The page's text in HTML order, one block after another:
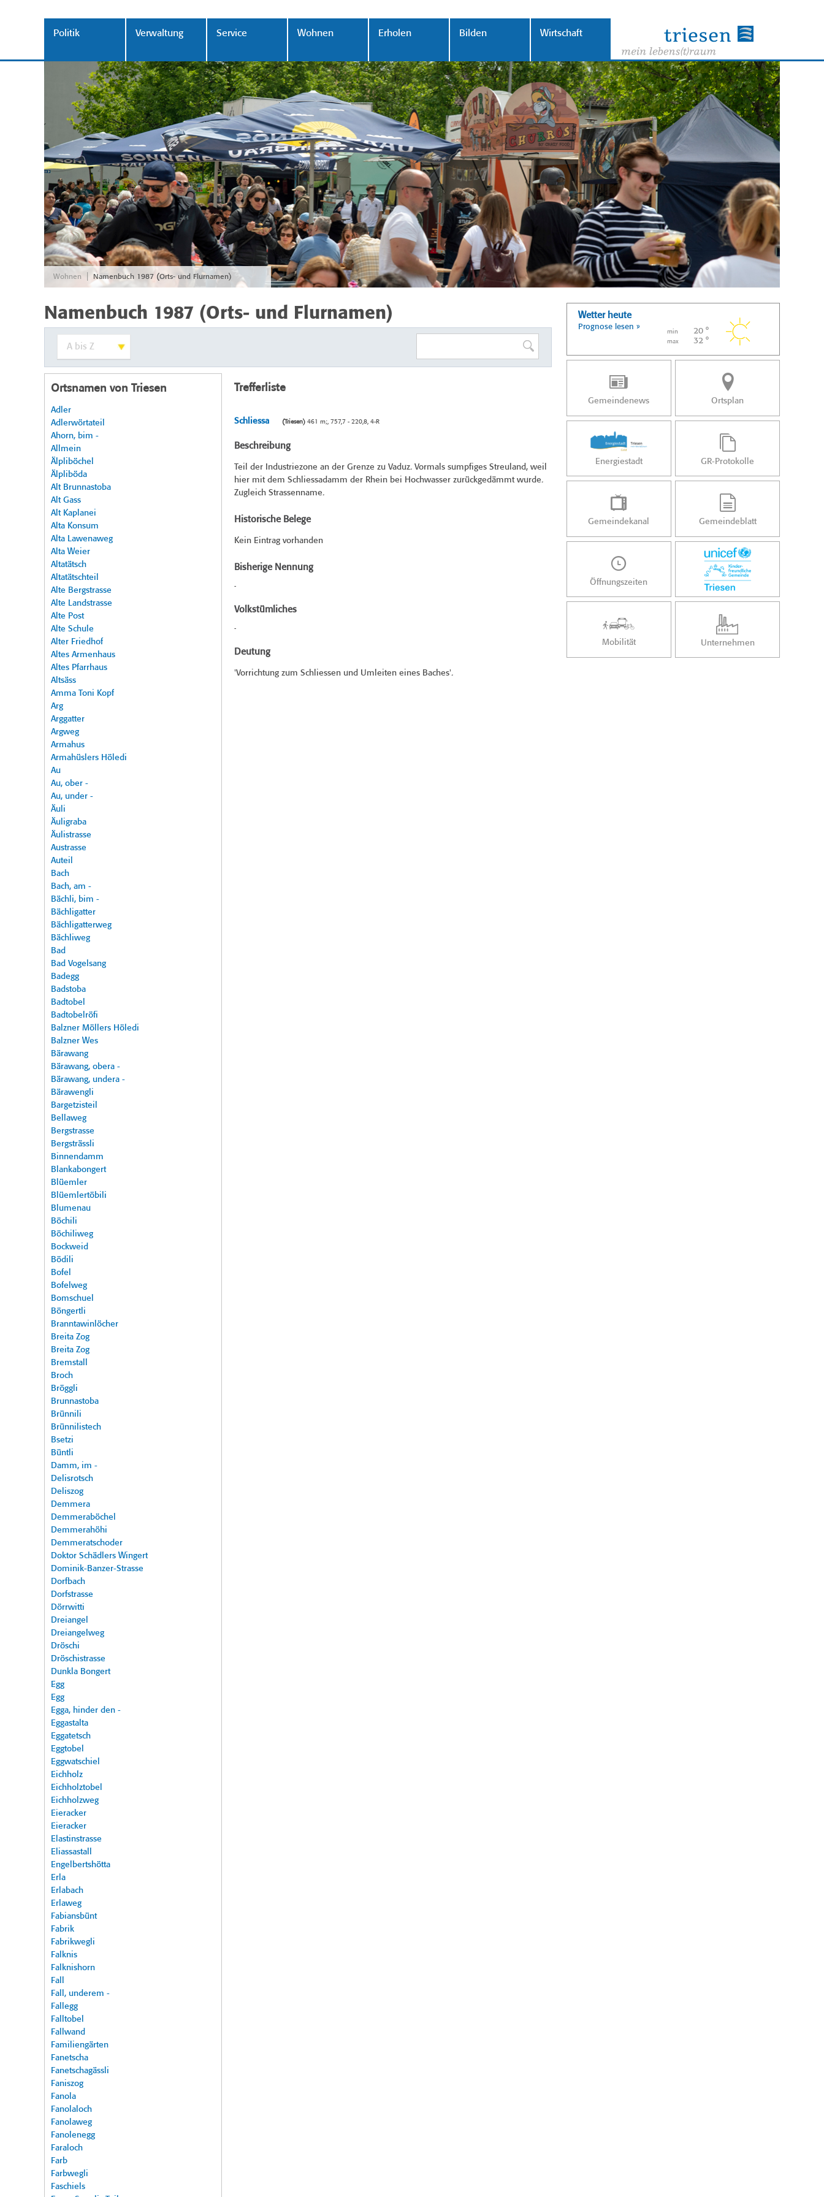
Politik Verwaltung Service Wohnen Erholen Bilden Wirtschaft
Wohnen Namenbuch 1987 (Orts- und Flurnamen)
Namenbuch 1987 (Orts- und Flurnamen)
Ortsnamen von Triesen
Adler
Adlerwörtateil
Ahorn, bim -
Allmein
Älpliböchel
Älpliböda
Alt Brunnastoba
Alt Gass
Alt Kaplanei
Alta Konsum
Alta Lawenaweg
Alta Weier
Altatätsch
Altatätschteil
Alte Bergstrasse
Alte Landstrasse
Alte Post
Alte Schule
Alter Friedhof
Altes Armenhaus
Altes Pfarrhaus
Altsäss
Amma Toni Kopf
Arg
Arggatter
Argweg
Armahus
Armahüslers Höledi
Au
Au, ober -
Au, under -
Äuli
Äuligraba
Äulistrasse
Austrasse
Auteil
Bach
Bach, am -
Bächli, bim -
Bächligatter
Bächligatterweg
Bächliweg
Bad
Bad Vogelsang
Badegg
Badstoba
Badtobel
Badtobelröfi
Balzner Möllers Höledi
Balzner Wes
Bärawang
Bärawang, obera -
Bärawang, undera -
Bärawengli
Bargetzisteil
Bellaweg
Bergstrasse
Bergsträssli
Binnendamm
Blankabongert
Blüemler
Blüemlertöbili
Blumenau
Böchili
Böchiliweg
Bockweid
Bödili
Bofel
Bofelweg
Bomschuel
Böngertli
Branntawinlöcher
Breita Zog
Breita Zog
Bremstall
Broch
Bröggli
Brunnastoba
Brünnili
Brünnilistech
Bsetzi
Büntli
Damm, im -
Delisrotsch
Deliszog
Demmera
Demmeraböchel
Demmerahöhi
Demmeratschoder
Doktor Schädlers Wingert
Dominik-Banzer-Strasse
Dorfbach
Dorfstrasse
Dörrwitti
Dreiangel
Dreiangelweg
Dröschi
Dröschistrasse
Dunkla Bongert
Egg
Egg
Egga, hinder den -
Eggastalta
Eggatetsch
Eggtobel
Eggwatschiel
Eichholz
Eichholztobel
Eichholzweg
Eieracker
Eieracker
Elastinstrasse
Eliassastall
Engelbertshötta
Erla
Erlabach
Erlaweg
Fabiansbünt
Fabrik
Fabrikwegli
Falknis
Falknishorn
Fall
Fall, underem -
Fallegg
Falltobel
Fallwand
Familiengärten
Fanetscha
Fanetschagässli
Faniszog
Fanola
Fanolaloch
Fanolaweg
Fanolenegg
Faraloch
Farb
Farbwegli
Faschiels
Trefferliste
Schliessa (Triesen)461 m;, 757,7 - 220,8, 4-R
Beschreibung
Teil der Industriezone an der Grenze zu Vaduz. Vormals sumpfiges Streuland, weil
hier mit dem Schliessadamm der Rhein bei Hochwasser zurückgedämmt wurde.
Zugleich Strassenname.
Historische Belege
Kein Eintrag vorhanden
Bisherige Nennung
-
Volkstümliches
-
Deutung
'Vorrichtung zum Schliessen und Umleiten eines Baches'.
Wetter heute
Prognose lesen »
min 20 °
max 32 °
Gemeindenews Ortsplan
Energiestadt GR-Protokolle
Gemeindekanal Gemeindeblatt
Öffnungszeiten
Mobilität Unternehmen